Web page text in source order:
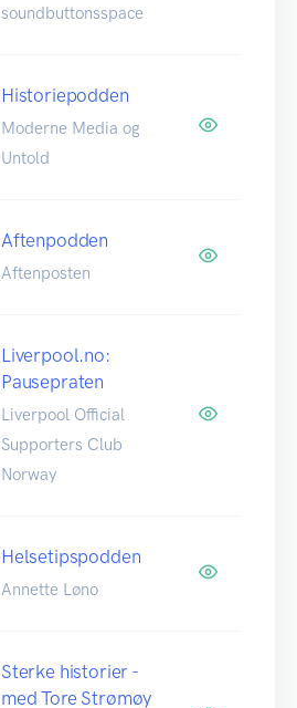
soundbuttonsspace
Historiepodden
Moderne Media og
Untold
Aftenpodden
Aftenposten
Liverpool.no:
Pausepraten
Liverpool Official
Supporters Club
Norway
Helsetipspodden
Annette Løno
Sterke historier -
med Tore Strømøy